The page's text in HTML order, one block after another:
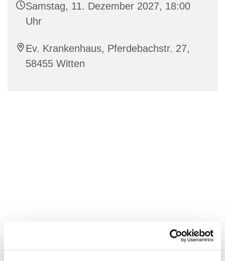
Samstag, 11. Dezember 2027, 18:00
Uhr
Ev. Krankenhaus, Pferdebachstr. 27,
58455 Witten